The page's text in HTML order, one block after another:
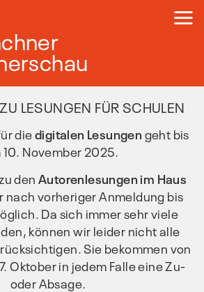
LESUNGEN FÜR SCHULEN
diedigitalen Lesungengeht bis
November 2025.
denAutorenlesungen im Haus
nach vorheriger Anmeldung bis
Da sich immer sehr viele
können wir leider nicht alle
Sie bekommen von
Oktober in jedem Falle eine Zu-
oder Absage.